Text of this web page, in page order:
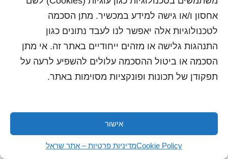
אחסון ו/או גישה למידע במכשיר. מתן הסכמה
לטכנולוגיות אלה יאפשר לנו לעבד נתונים כגון
התנהגות גלישה או מזהים ייחודיים באתר זה. אי מתן
הסכמה או ביטול ההסכמה עלולים להשפיע לרעה על
תפקודן של תכונות ופונקציות מסוימות באתר.
אישור
Cookie Policyמדיניות פרטיות – אתר שראל
שלח לחבר הדפסה
"היוצרים"